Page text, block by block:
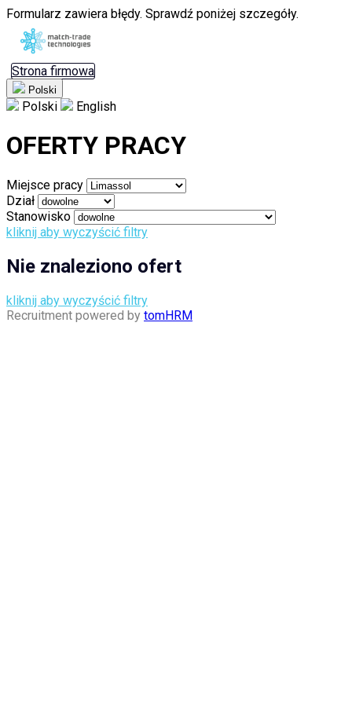
Formularz zawiera błędy. Sprawdź poniżej szczegóły.
Strona firmowa
Polski
Polski English
OFERTY PRACY
Miejsce pracy
Dział
Stanowisko
kliknij aby wyczyścić filtry
Nie znaleziono ofert
kliknij aby wyczyścić filtry
Recruitment powered by tomHRM